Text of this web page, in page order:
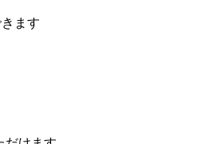
ます